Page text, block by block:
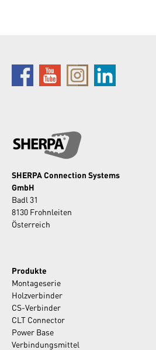
SHERPA Connection Systems
GmbH
Badl 31
8130 Frohnleiten
Österreich
Produkte
Montageserie
Holzverbinder
CS-Verbinder
CLT Connector
Power Base
Verbindungsmittel